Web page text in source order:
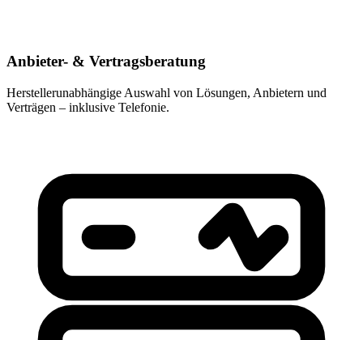
Anbieter- & Vertragsberatung
Herstellerunabhängige Auswahl von Lösungen, Anbietern und
Verträgen – inklusive Telefonie.